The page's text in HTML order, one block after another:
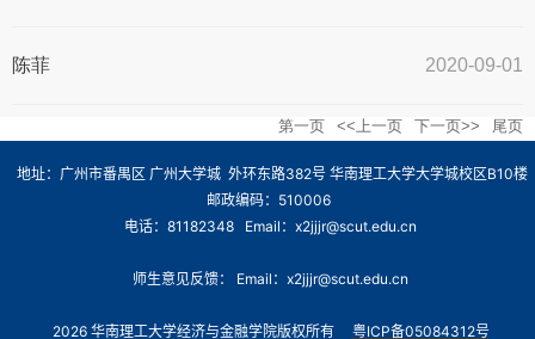
陈菲 2020-09-01
第一页 <<上一页 下一页>> 尾页
地址：广州市番禺区 广州大学城 外环东路382号 华南理工大学大学城校区B10楼
邮政编码：510006
电话：81182348 Email：x2jjjr@scut.edu.cn
师生意见反馈： Email：x2jjjr@scut.edu.cn
2026 华南理工大学经济与金融学院版权所有 粤ICP备05084312号